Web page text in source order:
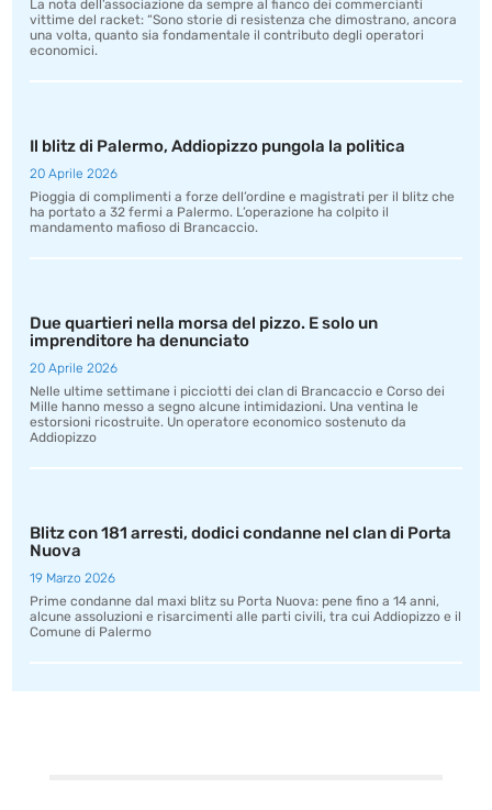
La nota dell’associazione da sempre al fianco dei commercianti
vittime del racket: “Sono storie di resistenza che dimostrano, ancora
una volta, quanto sia fondamentale il contributo degli operatori
economici.
Il blitz di Palermo, Addiopizzo pungola la politica
20 Aprile 2026
Pioggia di complimenti a forze dell’ordine e magistrati per il blitz che
ha portato a 32 fermi a Palermo. L’operazione ha colpito il
mandamento mafioso di Brancaccio.
Due quartieri nella morsa del pizzo. E solo un
imprenditore ha denunciato
20 Aprile 2026
Nelle ultime settimane i picciotti dei clan di Brancaccio e Corso dei
Mille hanno messo a segno alcune intimidazioni. Una ventina le
estorsioni ricostruite. Un operatore economico sostenuto da
Addiopizzo
Blitz con 181 arresti, dodici condanne nel clan di Porta
Nuova
19 Marzo 2026
Prime condanne dal maxi blitz su Porta Nuova: pene fino a 14 anni,
alcune assoluzioni e risarcimenti alle parti civili, tra cui Addiopizzo e il
Comune di Palermo